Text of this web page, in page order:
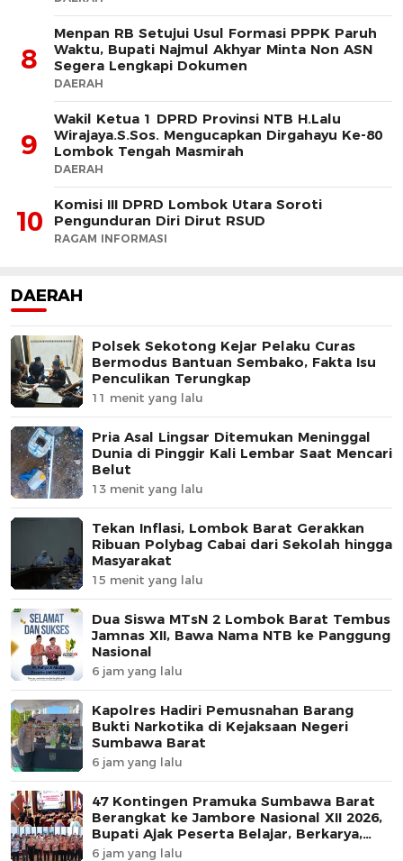
8
Menpan RB Setujui Usul Formasi PPPK Paruh
Waktu, Bupati Najmul Akhyar Minta Non ASN
Segera Lengkapi Dokumen
DAERAH
9
Wakil Ketua 1 DPRD Provinsi NTB H.Lalu
Wirajaya.S.Sos. Mengucapkan Dirgahayu Ke-80
Lombok Tengah Masmirah
DAERAH
10
Komisi III DPRD Lombok Utara Soroti
Pengunduran Diri Dirut RSUD
RAGAM INFORMASI
DAERAH
Polsek Sekotong Kejar Pelaku Curas
Bermodus Bantuan Sembako, Fakta Isu
Penculikan Terungkap
11 menit yang lalu
Pria Asal Lingsar Ditemukan Meninggal
Dunia di Pinggir Kali Lembar Saat Mencari
Belut
13 menit yang lalu
Tekan Inflasi, Lombok Barat Gerakkan
Ribuan Polybag Cabai dari Sekolah hingga
Masyarakat
15 menit yang lalu
Dua Siswa MTsN 2 Lombok Barat Tembus
Jamnas XII, Bawa Nama NTB ke Panggung
Nasional
6 jam yang lalu
Kapolres Hadiri Pemusnahan Barang
Bukti Narkotika di Kejaksaan Negeri
Sumbawa Barat
6 jam yang lalu
47 Kontingen Pramuka Sumbawa Barat
Berangkat ke Jambore Nasional XII 2026,
Bupati Ajak Peserta Belajar, Berkarya,
dan Harumkan Nama Daerah
6 jam yang lalu